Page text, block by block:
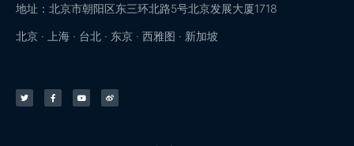
地址：北京市朝阳区东三环北路5号北京发展大厦1718
北京 · 上海 · 台北 · 东京 · 西雅图 · 新加坡